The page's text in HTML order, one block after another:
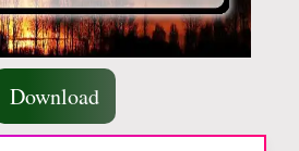
Download